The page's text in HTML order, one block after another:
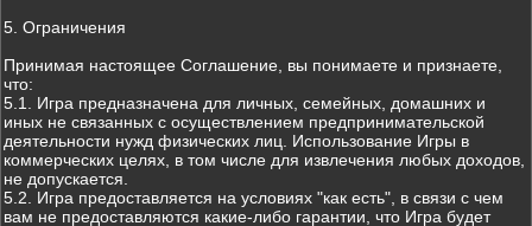
5. Ограничения
Принимая настоящее Соглашение, вы понимаете и признаете,
что:
5.1. Игра предназначена для личных, семейных, домашних и
иных не связанных с осуществлением предпринимательской
деятельности нужд физических лиц. Использование Игры в
коммерческих целях, в том числе для извлечения любых доходов,
не допускается.
5.2. Игра предоставляется на условиях "как есть", в связи с чем
вам не предоставляются какие-либо гарантии, что Игра будет